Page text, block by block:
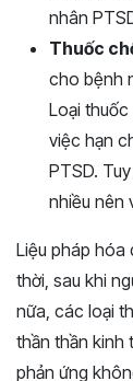
nhân
Thuốc
cho bệnh
Loại
việc hạn
PTSD.
nhiều nên
Liệu pháp hóa
thời, sau khi
nữa, các loại
thần thần kinh
phản ứng